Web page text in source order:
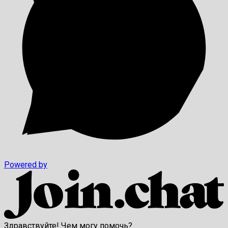
Powered by
Здравствуйте! Чем могу помочь?